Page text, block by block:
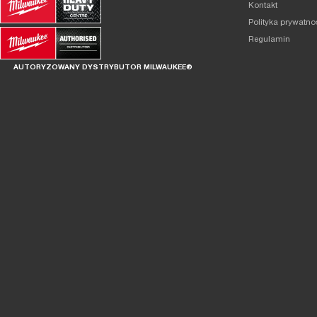
AUTORYZOWANY DYSTRYBUTOR MILWAUKEE®
Kontakt
Polityka
Regulamin